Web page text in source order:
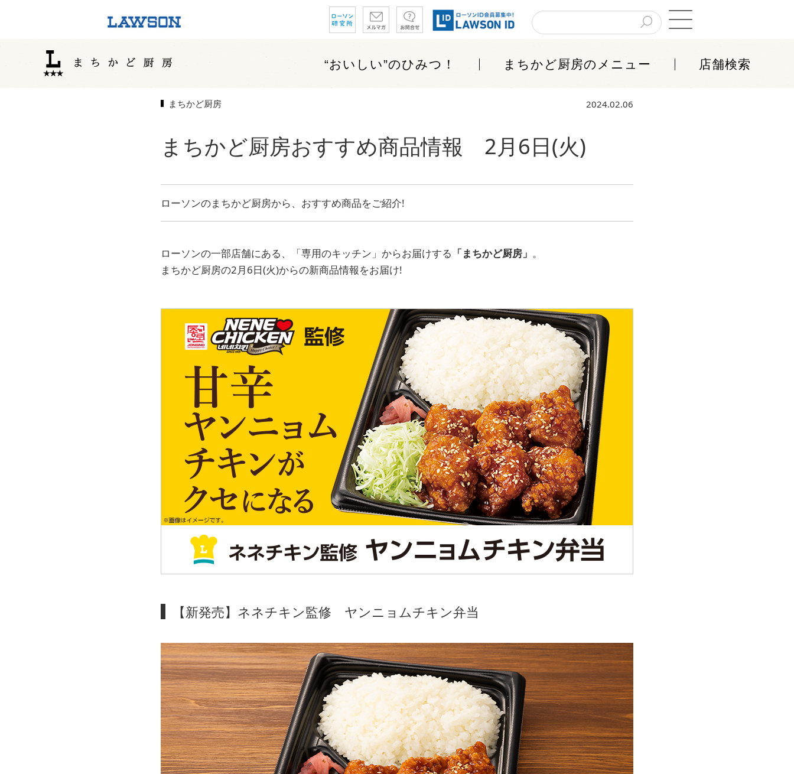
“おいしい”のひみつ！ まちかど厨房のメニュー 店舗検索
まちかど厨房 2024.02.06
まちかど厨房おすすめ商品情報 2月6日(火)
ローソンのまちかど厨房から、おすすめ商品をご紹介!
ローソンの一部店舗にある、「専用のキッチン」からお届けする 「まちかど厨房」 。
まちかど厨房の2月6日(火)からの新商品情報をお届け!
【新発売】ネネチキン監修 ヤンニョムチキン弁当